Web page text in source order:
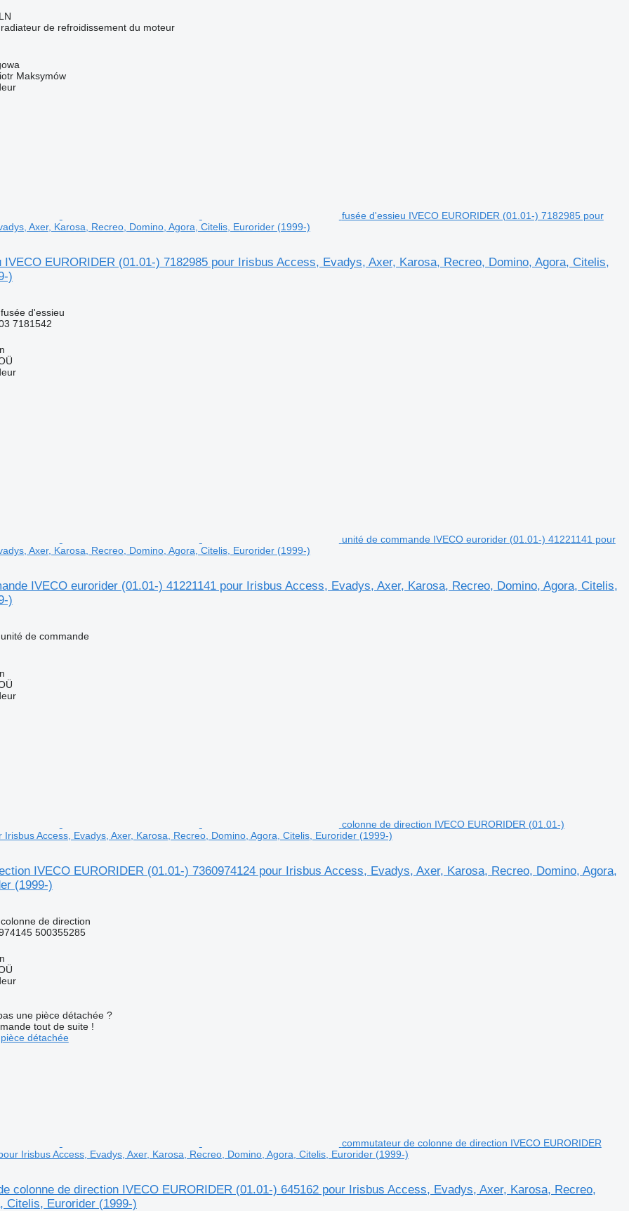
de refroidissement du moteur
Maksymów
fusée d'essieu IVECO EURORIDER (01.01-) 7182985 pour
Axer, Karosa, Recreo, Domino, Agora, Citelis, Eurorider (1999-)
IVECO EURORIDER (01.01-) 7182985 pour Irisbus Access, Evadys, Axer, Karosa, Recreo, Domino, Agora, Citelis,
)
d'essieu
7181542
unité de commande IVECO eurorider (01.01-) 41221141 pour
Axer, Karosa, Recreo, Domino, Agora, Citelis, Eurorider (1999-)
IVECO eurorider (01.01-) 41221141 pour Irisbus Access, Evadys, Axer, Karosa, Recreo, Domino, Agora, Citelis,
)
de commande
colonne de direction IVECO EURORIDER (01.01-)
Access, Evadys, Axer, Karosa, Recreo, Domino, Agora, Citelis, Eurorider (1999-)
IVECO EURORIDER (01.01-) 7360974124 pour Irisbus Access, Evadys, Axer, Karosa, Recreo, Domino, Agora,
(1999-)
de direction
500355285
une pièce détachée ?
tout de suite !
détachée
commutateur de colonne de direction IVECO EURORIDER
Irisbus Access, Evadys, Axer, Karosa, Recreo, Domino, Agora, Citelis, Eurorider (1999-)
colonne de direction IVECO EURORIDER (01.01-) 645162 pour Irisbus Access, Evadys, Axer, Karosa, Recreo,
Citelis, Eurorider (1999-)